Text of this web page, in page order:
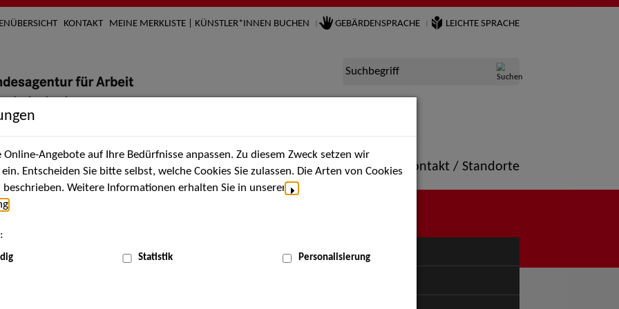
KONTAKT MEINE MERKLISTE | KÜNSTLER*INNEN BUCHEN GEBÄRDENSPRACHE LEICHTE SPRACHE
Suchbegriff
Künstler*innen Über uns Aktuelles Termine Portfolio Kontakt / Standorte
MENÜ
Angebote auf Ihre Bedürfnisse anpassen. Zu diesem Zweck setzen wir
Entscheiden Sie bitte selbst, welche Cookies Sie zulassen. Die Arten von Cookies
Weitere Informationen erhalten Sie in unserer
Statistik Personalisierung